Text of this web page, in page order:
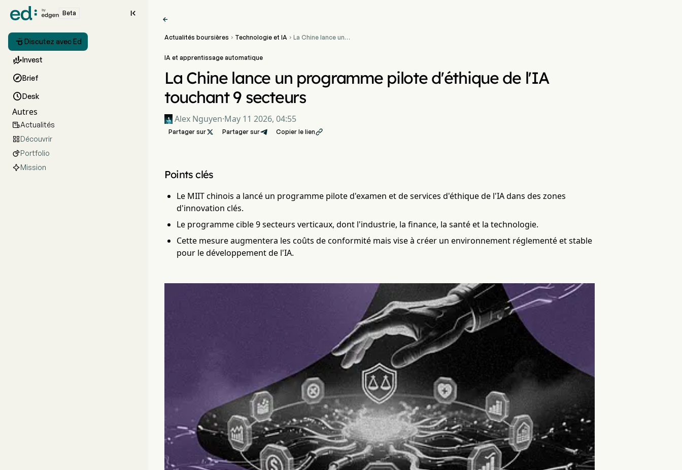
Beta 
 Discutez avec Ed
Invest
Brief
Desk
Autres
Actualités
Découvrir
Portfolio
Mission

Actualités boursières  Technologie et IA  La Chine lance un
IA et apprentissage automatique
La Chine lance un programme pilote d'éthique de l'IA
touchant 9 secteurs
Alex Nguyen·May 11 2026, 04:55
Partager sur Partager sur Copier le lien
Points clés
Le MIIT chinois a lancé un programme pilote d'examen et de services d'éthique de l'IA dans des zones
d'innovation clés.
Le programme cible 9 secteurs verticaux, dont l'industrie, la finance, la santé et la technologie.
Cette mesure augmentera les coûts de conformité mais vise à créer un environnement réglementé et stable
pour le développement de l'IA.